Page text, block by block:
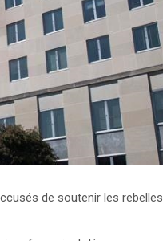
de soutenir les rebelles